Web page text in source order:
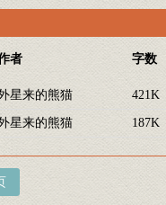
者 字数
星来的熊猫 421K
星来的熊猫 187K